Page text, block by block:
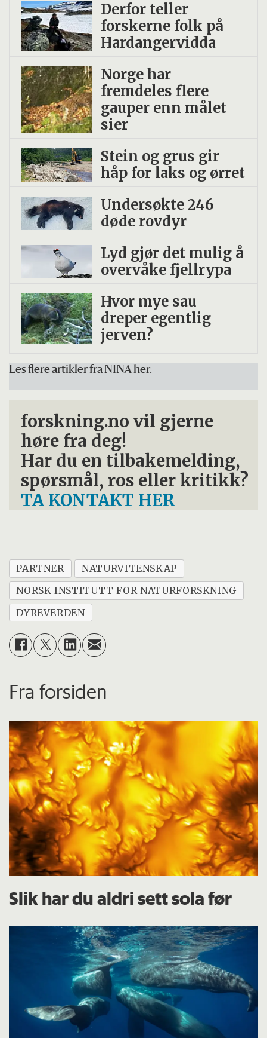
Derfor teller
forskerne folk på
Hardangervidda
Norge har
fremdeles flere
gauper enn målet
sier
Stein og grus gir
håp for laks og ørret
Undersøkte 246
døde rovdyr
Lyd gjør det mulig å
overvåke fjellrypa
Hvor mye sau
dreper egentlig
jerven?
Les flere artikler fra NINA her.
forskning.no vil gjerne
høre fra deg!
Har du en tilbakemelding,
spørsmål, ros eller kritikk?
TA KONTAKT HER
PARTNER
NATURVITENSKAP
NORSK INSTITUTT FOR NATURFORSKNING
DYREVERDEN
Fra forsiden
Slik har du aldri sett sola før